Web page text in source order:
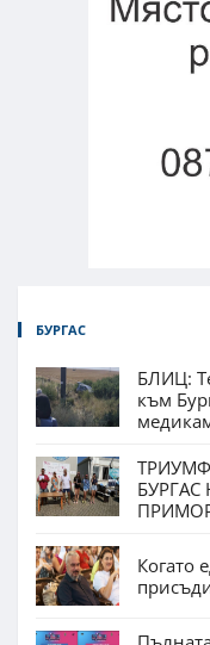
БУРГАС
БЛИЦ:
към
Когато